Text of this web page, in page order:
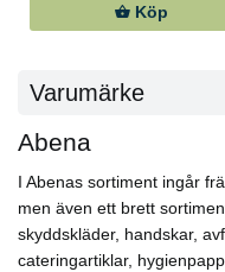
Köp
Varumärke
Abena
I Abenas sortiment ingår
men även ett brett
skyddskläder, handskar,
cateringartiklar,